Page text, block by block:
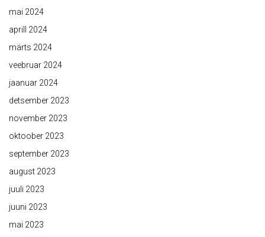
mai 2024
aprill 2024
märts 2024
veebruar 2024
jaanuar 2024
detsember 2023
november 2023
oktoober 2023
september 2023
august 2023
juuli 2023
juuni 2023
mai 2023